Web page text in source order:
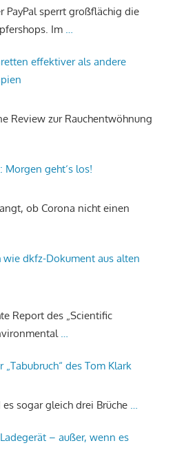
PayPal sperrt großflächig die
Im
effektiver als andere
Review zur Rauchentwöhnung
geht‘s los!
ob Corona nicht einen
wie dkfz-Dokument aus alten
Report des „Scientific
des Tom Klark
sogar gleich drei Brüche
– außer, wenn es